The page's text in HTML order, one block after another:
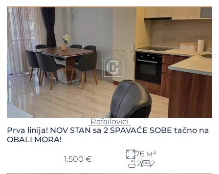
Rafailovići
Prva linija! NOV STAN sa 2 SPAVAĆE SOBE tačno na
OBALI MORA!
1.500 €
76 м²
2
2